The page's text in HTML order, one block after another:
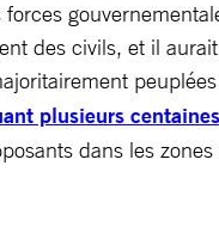
des civils, et il
plusieurs
dans les